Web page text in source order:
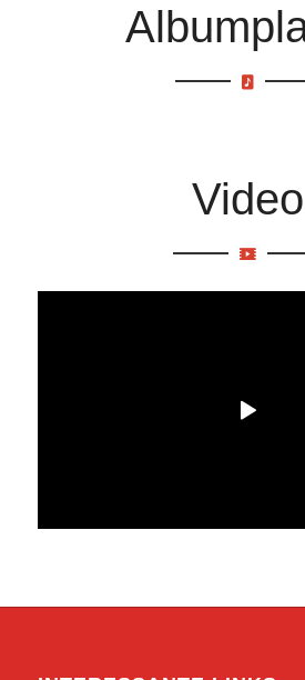
Video